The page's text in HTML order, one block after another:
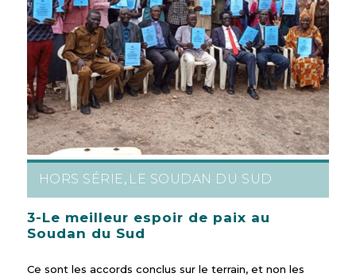
HORS SÉRIE , LE SOUDAN DU SUD
3-Le meilleur espoir de paix au
Soudan du Sud
Ce sont les accords conclus sur le terrain, et non les